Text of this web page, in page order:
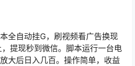
全自动挂G，刷视频看广告换现
提现秒到微信。脚本运行一台电
大后日入几百。操作简单，收益